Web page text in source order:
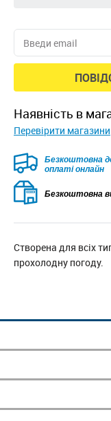
наявність в
Перевірити магазини
Безкоштовна
оплаті онлайн
Безкоштовна
Створена для всіх
прохолодну погоду.